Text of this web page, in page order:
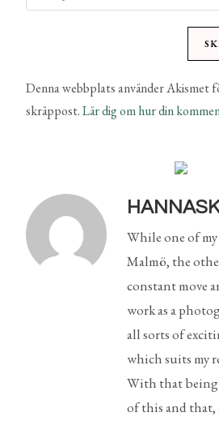
Denna webbplats använder Akismet
skräppost.Lär dig om hur din
While one of
Malmö, the
constant move
work as a
all sorts of
which suits my
With that
of this and that,